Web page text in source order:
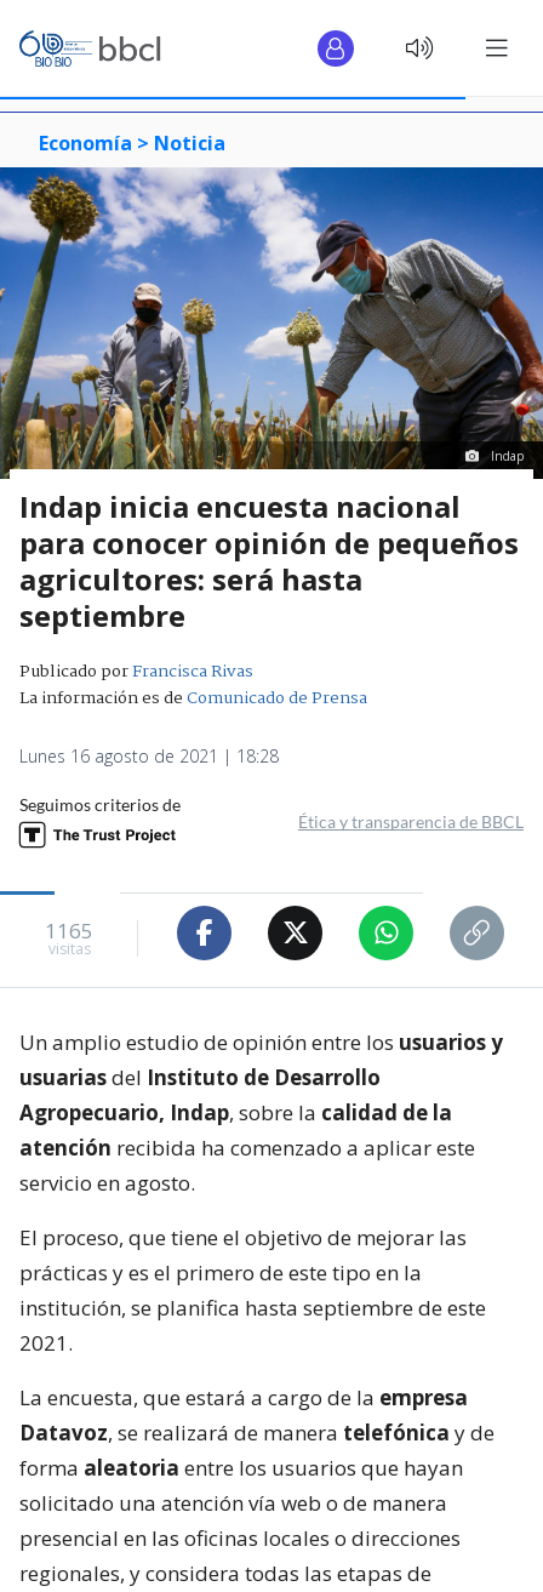
Economía > Noticia
Indap
Indap inicia encuesta nacional
para conocer opinión de pequeños
agricultores: será hasta
septiembre
Publicado porFrancisca Rivas
La información es deComunicado de Prensa
Lunes 16 agosto de 2021 | 18:28
Seguimos criterios de
Ética y transparencia de BBCL
1165
visitas
Un amplio estudio de opinión entre los usuarios y
usuariasdel Instituto de Desarrollo
Agropecuario, Indap, sobre la calidad de la
atención recibida ha comenzado a aplicar este
servicio en agosto.
El proceso, que tiene el objetivo de mejorar las
prácticas y es el primero de este tipo en la
institución, se planifica hasta septiembre de este
2021.
La encuesta, que estará a cargo de la empresa
Datavoz, se realizará de manera telefónica y de
forma aleatoria entre los usuarios que hayan
solicitado una atención vía web o de manera
presencial en las oficinas locales o direcciones
regionales, y considera todas las etapas de